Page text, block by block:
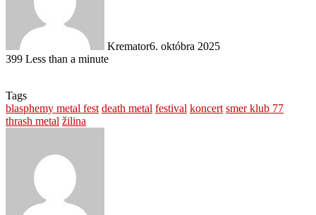
Kremator6. októbra 2025
399 Less than a minute
Tags
blasphemy metal fest death metal festival koncert smer klub 77
thrash metal žilina